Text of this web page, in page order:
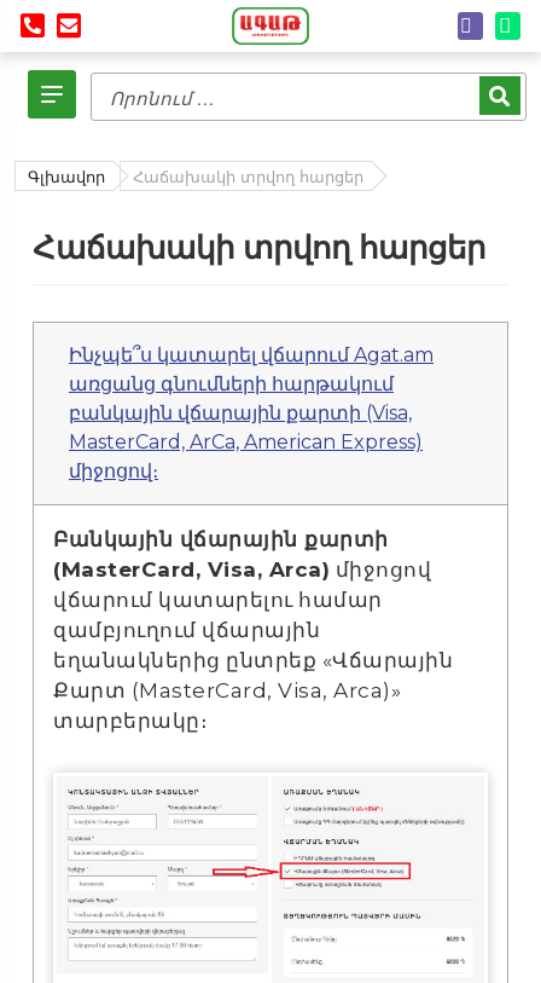
Գլխավոր Հաճախակի տրվող հարցեր
Հաճախակի տրվող հարցեր
Ինչպե՞ս կատարել վճարում Agat.am
առցանց գնումների հարթակում
բանկային վճարային քարտի (Visa,
MasterCard, ArCa, American Express)
միջոցով։
Բանկային վճարային քարտի
(MasterCard, Visa, Arca) միջոցով
վճարում կատարելու համար
զամբյուղում վճարային
եղանակներից ընտրեք «Վճարային
Քարտ (MasterCard, Visa, Arca)»
տարբերակը։